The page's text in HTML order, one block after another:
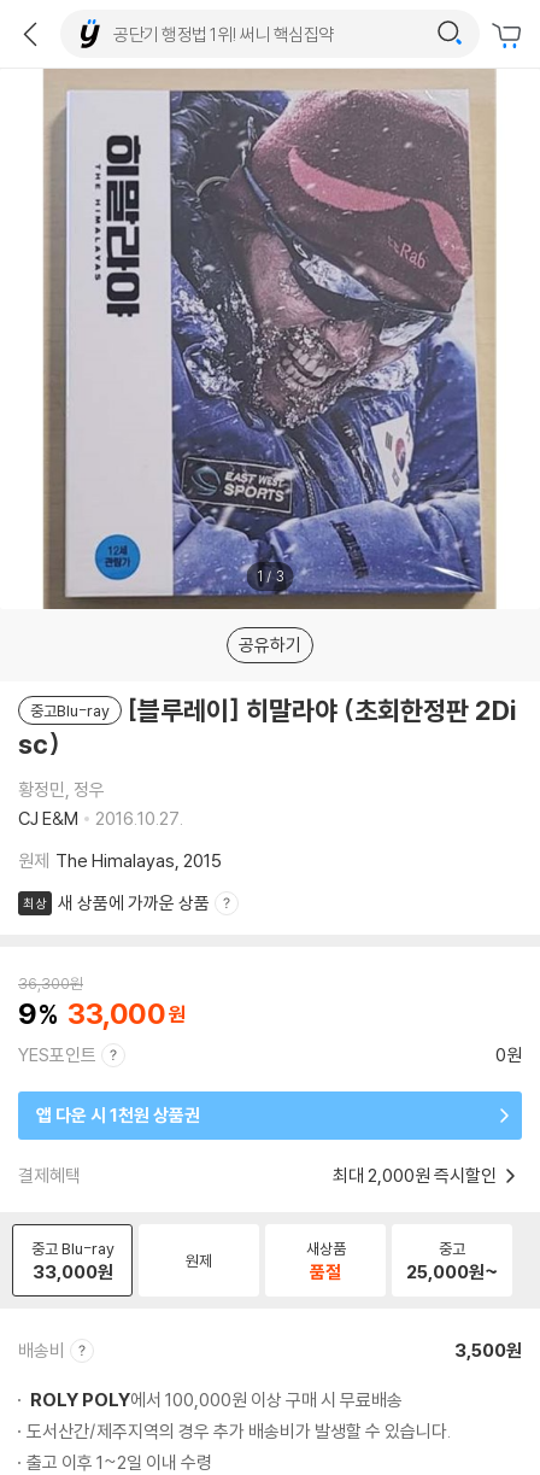
1 /3
공유하기
중고Blu-ray
[블루레이] 히말라야 (초회한정판 2Di
sc)
황정민, 정우
CJ E&M
2016.10.27.
원제 The Himalayas, 2015
최상 새 상품에 가까운 상품
36,300원
9 33,000
YES포인트 0원
앱 다운 시 1천원 상품권
결제혜택 최대 2,000원 즉시할인
중고 Blu-ray
33,000원 원제
새상품
품절
중고
25,000원~
배송비 3,500원
ROLY POLY에서 100,000원 이상 구매 시 무료배송
도서산간/제주지역의 경우 추가 배송비가 발생할 수 있습니다.
출고 이후 1~2일 이내 수령